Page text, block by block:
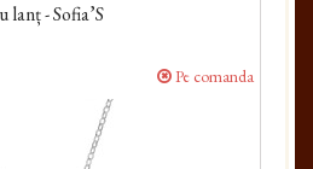
- Sofia’S
Pe comanda